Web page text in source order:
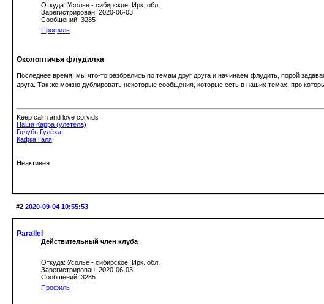
Откуда: Усолье - сибирское, Ирк. обл.
Зарегистрирован: 2020-06-03
Сообщений: 3285
Профиль
Околоптичья флудилка
Последнее время, мы что-то разбрелись по темам друг друга и начинаем флудить, порой
друга. Так же можно дублировать некоторые сообщения, которые есть в наших темах, про
Keep calm and love corvids
Наша Карра (улетела)
Голубь Гулёха
Кафка Галя
Неактивен
#2 2020-09-04 10:55:53
Parallel
Действительный член клуба
Откуда: Усолье - сибирское, Ирк. обл.
Зарегистрирован: 2020-06-03
Сообщений: 3285
Профиль